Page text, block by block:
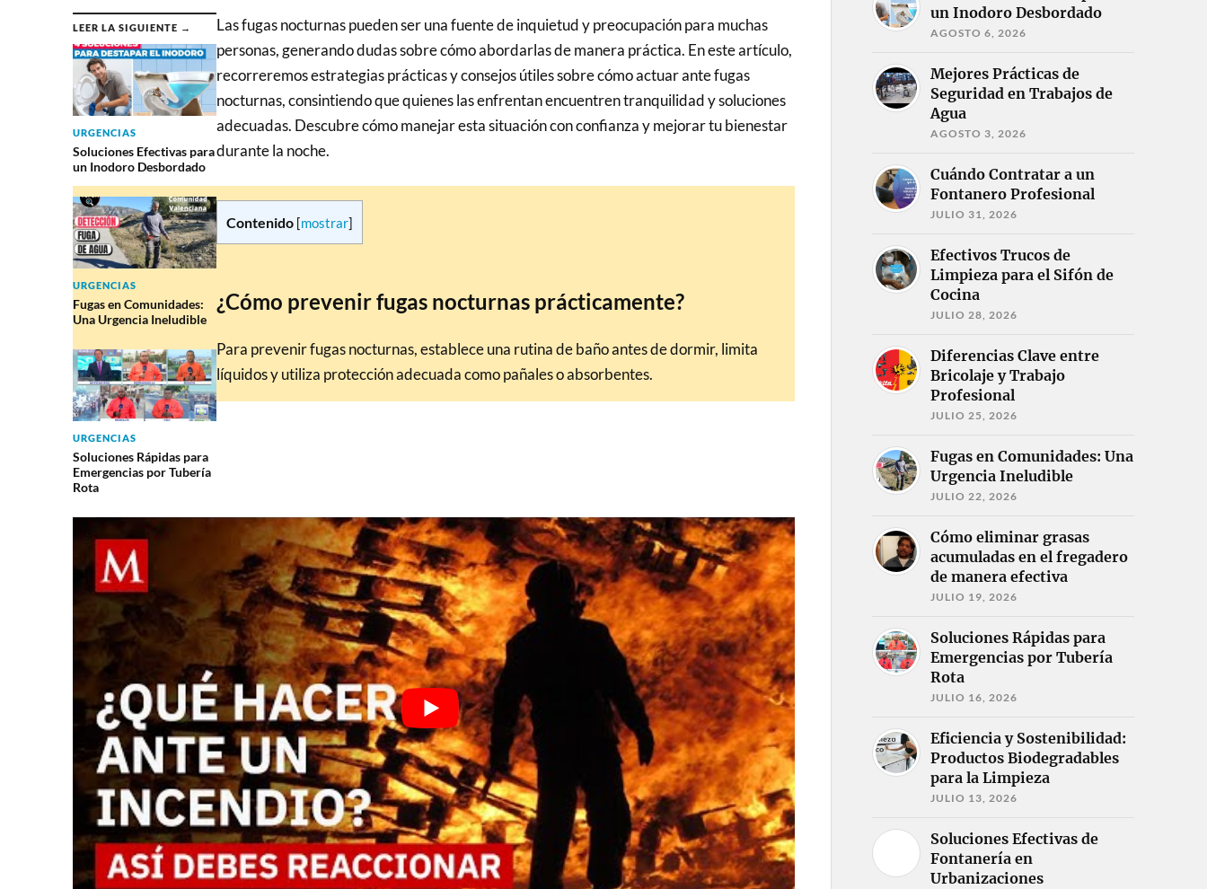
LEER LA SIGUIENTE →
URGENCIAS
Soluciones Efectivas para
un Inodoro Desbordado
URGENCIAS
Fugas en Comunidades:
Una Urgencia Ineludible
URGENCIAS
Soluciones Rápidas para
Emergencias por Tubería
Rota
Las fugas nocturnas pueden ser una fuente de inquietud y preocupación para muchas
personas, generando dudas sobre cómo abordarlas de manera práctica. En este artículo,
recorreremos estrategias prácticas y consejos útiles sobre cómo actuar ante fugas
nocturnas, consintiendo que quienes las enfrentan encuentren tranquilidad y soluciones
adecuadas. Descubre cómo manejar esta situación con confianza y mejorar tu bienestar
durante la noche.
Contenido [mostrar]
¿Cómo prevenir fugas nocturnas prácticamente?
Para prevenir fugas nocturnas, establece una rutina de baño antes de dormir, limita
líquidos y utiliza protección adecuada como pañales o absorbentes.
un Inodoro Desbordado
AGOSTO 6, 2026
Mejores Prácticas de
Seguridad en Trabajos de
Agua
AGOSTO 3, 2026
Cuándo Contratar a un
Fontanero Profesional
JULIO 31, 2026
Efectivos Trucos de
Limpieza para el Sifón de
Cocina
JULIO 28, 2026
Diferencias Clave entre
Bricolaje y Trabajo
Profesional
JULIO 25, 2026
Fugas en Comunidades: Una
Urgencia Ineludible
JULIO 22, 2026
Cómo eliminar grasas
acumuladas en el fregadero
de manera efectiva
JULIO 19, 2026
Soluciones Rápidas para
Emergencias por Tubería
Rota
JULIO 16, 2026
Eficiencia y Sostenibilidad:
Productos Biodegradables
para la Limpieza
JULIO 13, 2026
Soluciones Efectivas de
Fontanería en
Urbanizaciones